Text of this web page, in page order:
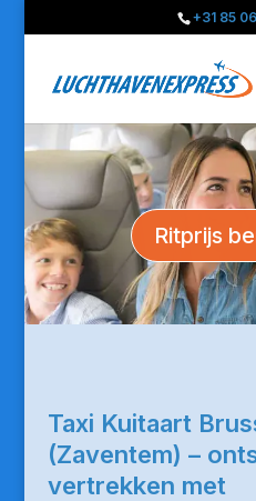
+31 85
Ritprijs
Taxi Kuitaart
(Zaventem) –
vertrekken met